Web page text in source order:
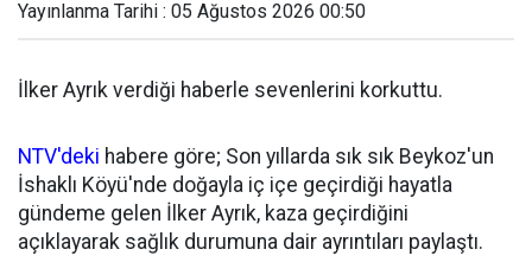
Yayınlanma Tarihi : 05 Ağustos 2026 00:50
İlker Ayrık verdiği haberle sevenlerini korkuttu.
NTV'deki habere göre; Son yıllarda sık sık Beykoz'un
İshaklı Köyü'nde doğayla iç içe geçirdiği hayatla
gündeme gelen İlker Ayrık, kaza geçirdiğini
açıklayarak sağlık durumuna dair ayrıntıları paylaştı.